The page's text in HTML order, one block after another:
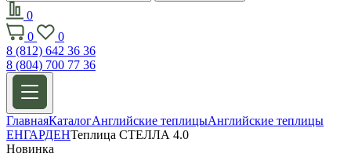
0
0
0
8 (812) 642 36 36
8 (804) 700 77 36
ГлавнаяКаталогАнглийские теплицыАнглийские теплицы
ЕНГАРДЕНТеплица СТЕЛЛА 4.0
Новинка